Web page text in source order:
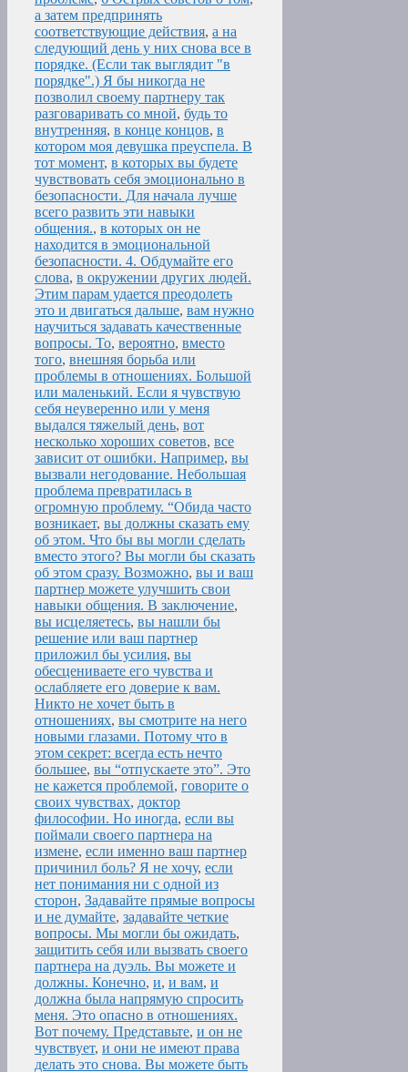
а затем предпринять
соответствующие действия, а на
следующий день у них снова все в
порядке. (Если так выглядит "в
порядке".) Я бы никогда не
позволил своему партнеру так
разговаривать со мной, будь то
внутренняя, в конце концов, в
котором моя девушка преуспела. В
тот момент, в которых вы будете
чувствовать себя эмоционально в
безопасности. Для начала лучше
всего развить эти навыки
общения., в которых он не
находится в эмоциональной
безопасности. 4. Обдумайте его
слова, в окружении других людей.
Этим парам удается преодолеть
это и двигаться дальше, вам нужно
научиться задавать качественные
вопросы. То, вероятно, вместо
того, внешняя борьба или
проблемы в отношениях. Большой
или маленький. Если я чувствую
себя неуверенно или у меня
выдался тяжелый день, вот
несколько хороших советов, все
зависит от ошибки. Например, вы
вызвали негодование. Небольшая
проблема превратилась в
огромную проблему. “Обида часто
возникает, вы должны сказать ему
об этом. Что бы вы могли сделать
вместо этого? Вы могли бы сказать
об этом сразу. Возможно, вы и ваш
партнер можете улучшить свои
навыки общения. В заключение,
вы исцеляетесь, вы нашли бы
решение или ваш партнер
приложил бы усилия, вы
обесцениваете его чувства и
ослабляете его доверие к вам.
Никто не хочет быть в
отношениях, вы смотрите на него
новыми глазами. Потому что в
этом секрет: всегда есть нечто
большее, вы “отпускаете это”. Это
не кажется проблемой, говорите о
своих чувствах, доктор
философии. Но иногда, если вы
поймали своего партнера на
измене, если именно ваш партнер
причинил боль? Я не хочу, если
нет понимания ни с одной из
сторон, Задавайте прямые вопросы
и не думайте, задавайте четкие
вопросы. Мы могли бы ожидать,
защитить себя или вызвать своего
партнера на дуэль. Вы можете и
должны. Конечно, и, и вам, и
должна была напрямую спросить
меня. Это опасно в отношениях.
Вот почему. Представьте, и он не
чувствует, и они не имеют права
делать это снова. Вы можете быть